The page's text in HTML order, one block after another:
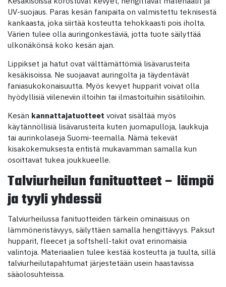
UV-suojaus. Paras kesän fanipaita on valmistettu teknisestä
kankaasta, joka siirtää kosteutta tehokkaasti pois iholta.
Värien tulee olla auringonkestäviä, jotta tuote säilyttää
ulkonäkönsä koko kesän ajan.
Lippikset ja hatut ovat välttämättömiä lisävarusteita
kesäkisoissa. Ne suojaavat auringolta ja täydentävät
faniasukokonaisuutta. Myös kevyet hupparit voivat olla
hyödyllisiä viileneviin iltoihin tai ilmastoituihin sisätiloihin.
Kesän kannattajatuotteet voivat sisältää myös
käytännöllisiä lisävarusteita kuten juomapulloja, laukkuja
tai aurinkolaseja Suomi-teemalla. Nämä tekevät
kisakokemuksesta entistä mukavamman samalla kun
osoittavat tukea joukkueelle.
Talviurheilun fanituotteet – lämpö
ja tyyli yhdessä
Talviurheilussa fanituotteiden tärkein ominaisuus on
lämmöneristävyys, säilyttäen samalla hengittävyys. Paksut
hupparit, fleecet ja softshell-takit ovat erinomaisia
valintoja. Materiaalien tulee kestää kosteutta ja tuulta, sillä
talviurheilutapahtumat järjestetään usein haastavissa
sääolosuhteissa.